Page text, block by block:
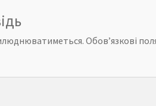
Обов’язкові